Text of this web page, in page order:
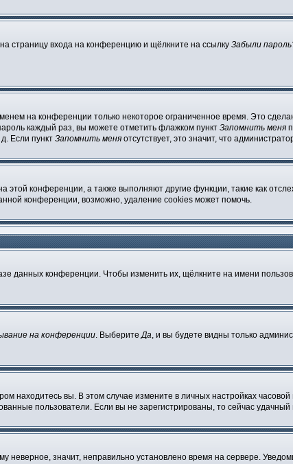
страницу входа на конференцию и щёлкните на ссылку Забыли
на конференции только некоторое ограниченное время. Это
каждый раз, вы можете отметить флажком пункт Запомнить меня
Если пункт Запомнить меня отсутствует, это значит, что
конференции, а также выполняют другие функции, такие как
конференции, возможно, удаление cookies может помочь.
данных конференции. Чтобы изменить их, щёлкните на имени
на конференции. ВыберитеДа, и вы будете видны только
находитесь вы. В этом случае измените в личных настройках
пользователи. Если вы не зарегистрированы, то сейчас
неверное, значит, неправильно установлено время на сервере.